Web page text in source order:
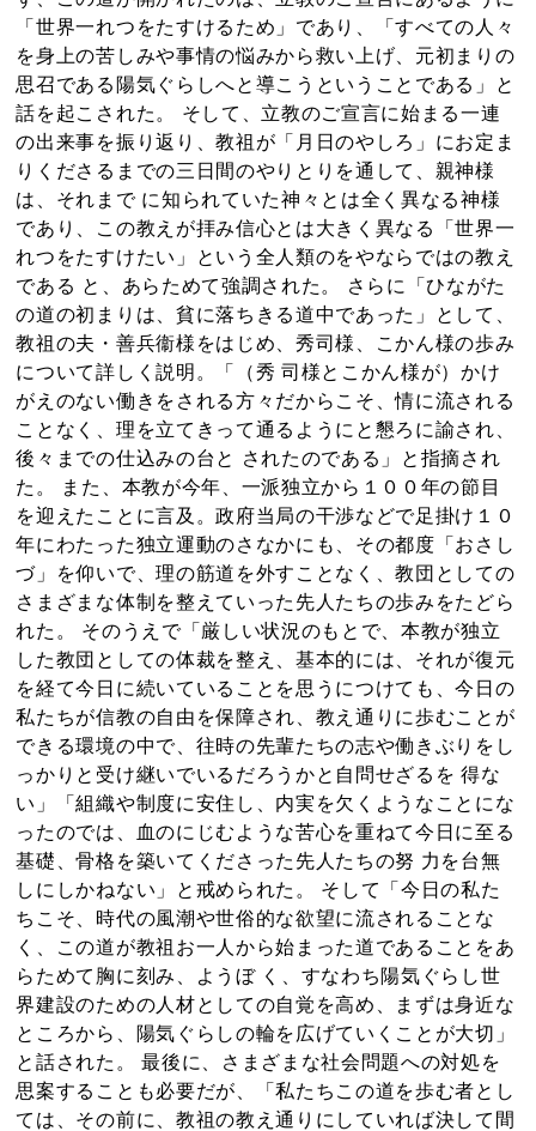
「世界一れつをたすけるため」であり、「すべての人々
を身上の苦しみや事情の悩みから救い上げ、元初まりの
思召である陽気ぐらしへと導こうということである」と
話を起こされた。 そして、立教のご宣言に始まる一連
の出来事を振り返り、教祖が「月日のやしろ」にお定ま
りくださるまでの三日間のやりとりを通して、親神様
は、それまで に知られていた神々とは全く異なる神様
であり、この教えが拝み信心とは大きく異なる「世界一
れつをたすけたい」という全人類のをやならではの教え
である と、あらためて強調された。 さらに「ひながた
の道の初まりは、貧に落ちきる道中であった」として、
教祖の夫・善兵衞様をはじめ、秀司様、こかん様の歩み
について詳しく説明。「（秀 司様とこかん様が）かけ
がえのない働きをされる方々だからこそ、情に流される
ことなく、理を立てきって通るようにと懇ろに諭され、
後々までの仕込みの台と されたのである」と指摘され
た。 また、本教が今年、一派独立から１００年の節目
を迎えたことに言及。政府当局の干渉などで足掛け１０
年にわたった独立運動のさなかにも、その都度「おさし
づ」を仰いで、理の筋道を外すことなく、教団としての
さまざまな体制を整えていった先人たちの歩みをたどら
れた。 そのうえで「厳しい状況のもとで、本教が独立
した教団としての体裁を整え、基本的には、それが復元
を経て今日に続いていることを思うにつけても、今日の
私たちが信教の自由を保障され、教え通りに歩むことが
できる環境の中で、往時の先輩たちの志や働きぶりをし
っかりと受け継いでいるだろうかと自問せざるを 得な
い」「組織や制度に安住し、内実を欠くようなことにな
ったのでは、血のにじむような苦心を重ねて今日に至る
基礎、骨格を築いてくださった先人たちの努 力を台無
しにしかねない」と戒められた。 そして「今日の私た
ちこそ、時代の風潮や世俗的な欲望に流されることな
く、この道が教祖お一人から始まった道であることをあ
らためて胸に刻み、ようぼ く、すなわち陽気ぐらし世
界建設のための人材としての自覚を高め、まずは身近な
ところから、陽気ぐらしの輪を広げていくことが大切」
と話された。 最後に、さまざまな社会問題への対処を
思案することも必要だが、「私たちこの道を歩む者とし
ては、その前に、教祖の教え通りにしていれば決して間